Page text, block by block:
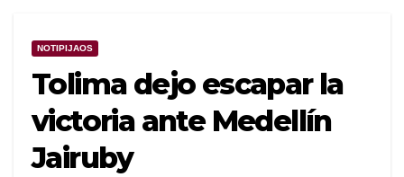
NOTIPIJAOS
Tolima dejo escapar la
victoria ante Medellín
Jairuby